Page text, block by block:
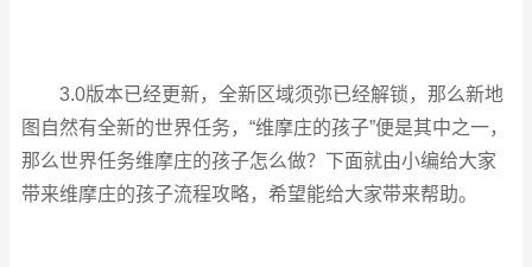
3.0版本已经更新，全新区域须弥已经解锁，那么新地
图自然有全新的世界任务，“维摩庄的孩子”便是其中之一，
那么世界任务维摩庄的孩子怎么做？下面就由小编给大家
带来维摩庄的孩子流程攻略，希望能给大家带来帮助。